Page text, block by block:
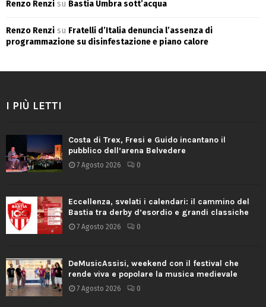
Renzo Renzi su Bastia Umbra sott’acqua
Renzo Renzi su Fratelli d’Italia denuncia l’assenza di
programmazione su disinfestazione e piano calore
I PIÙ LETTI
Costa di Trex, Fresi e Guido incantano il
pubblico dell’arena Belvedere
7 Agosto 2026 0
Eccellenza, svelati i calendari: il cammino del
Bastia tra derby d’esordio e grandi classiche
7 Agosto 2026 0
DeMusicAssisi, weekend con il festival che
rende viva e popolare la musica medievale
7 Agosto 2026 0